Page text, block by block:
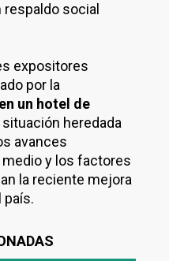
social
expositores
por la
un hotel de
heredada
avances
y los factores
la reciente mejora
país.